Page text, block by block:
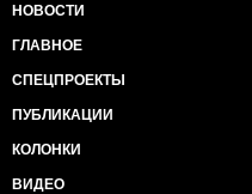
НОВОСТИ
ГЛАВНОЕ
СПЕЦПРОЕКТЫ
ПУБЛИКАЦИИ
КОЛОНКИ
ВИДЕО